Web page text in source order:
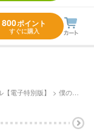
800ポイント
すぐに購入
電子特別版】